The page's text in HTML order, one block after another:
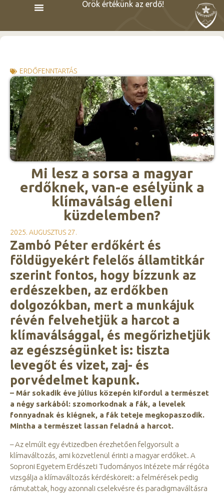
Örök értékünk az erdő!
ERDŐFENNTARTÁS
Mi lesz a sorsa a magyar
erdőknek, van-e esélyünk a
klímaválság elleni
küzdelemben?
2025. AUGUSZTUS 27.
Zambó Péter erdőkért és
földügyekért felelős államtitkár
szerint fontos, hogy bízzunk az
erdészekben, az erdőkben
dolgozókban, mert a munkájuk
révén felvehetjük a harcot a
klímaválsággal, és megőrizhetjük
az egészségünket is: tiszta
levegőt és vizet, zaj- és
porvédelmet kapunk.
– Már sokadik éve július közepén kifordul a természet
a négy sarkából: szomorkodnak a fák, a levelek
fonnyadnak és kiégnek, a fák teteje megkopaszodik.
Mintha a természet lassan feladná a harcot.
– Az elmúlt egy évtizedben érezhetően felgyorsult a
klímaváltozás, ami közvetlenül érinti a magyar erdőket. A
Soproni Egyetem Erdészeti Tudományos Intézete már régóta
vizsgálja a klímaváltozás kérdésköreit: a felmérések pedig
rámutattak, hogy azonnali cselekvésre és paradigmaváltásra